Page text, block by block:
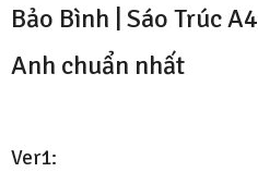
Bảo Bình | Sáo Trúc A4
Anh chuẩn nhất
Ver1: